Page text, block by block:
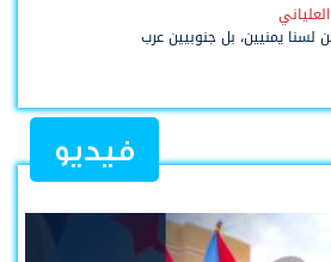
لسنا يمنيين، بل جنوبيين عرب
فيديو